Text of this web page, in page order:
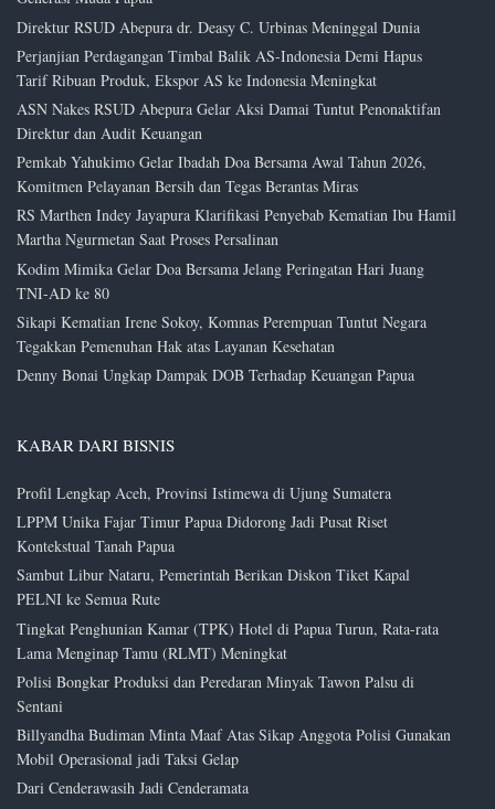
Direktur RSUD Abepura dr. Deasy C. Urbinas Meninggal Dunia
Perjanjian Perdagangan Timbal Balik AS-Indonesia Demi Hapus
Tarif Ribuan Produk, Ekspor AS ke Indonesia Meningkat
ASN Nakes RSUD Abepura Gelar Aksi Damai Tuntut Penonaktifan
Direktur dan Audit Keuangan
Pemkab Yahukimo Gelar Ibadah Doa Bersama Awal Tahun 2026,
Komitmen Pelayanan Bersih dan Tegas Berantas Miras
RS Marthen Indey Jayapura Klarifikasi Penyebab Kematian Ibu Hamil
Martha Ngurmetan Saat Proses Persalinan
Kodim Mimika Gelar Doa Bersama Jelang Peringatan Hari Juang
TNI-AD ke 80
Sikapi Kematian Irene Sokoy, Komnas Perempuan Tuntut Negara
Tegakkan Pemenuhan Hak atas Layanan Kesehatan
Denny Bonai Ungkap Dampak DOB Terhadap Keuangan Papua
KABAR DARI BISNIS
Profil Lengkap Aceh, Provinsi Istimewa di Ujung Sumatera
LPPM Unika Fajar Timur Papua Didorong Jadi Pusat Riset
Kontekstual Tanah Papua
Sambut Libur Nataru, Pemerintah Berikan Diskon Tiket Kapal
PELNI ke Semua Rute
Tingkat Penghunian Kamar (TPK) Hotel di Papua Turun, Rata-rata
Lama Menginap Tamu (RLMT) Meningkat
Polisi Bongkar Produksi dan Peredaran Minyak Tawon Palsu di
Sentani
Billyandha Budiman Minta Maaf Atas Sikap Anggota Polisi Gunakan
Mobil Operasional jadi Taksi Gelap
Dari Cenderawasih Jadi Cenderamata